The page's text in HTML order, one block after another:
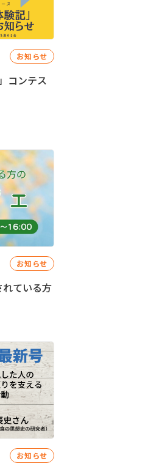
お知らせ
コンテス
お知らせ
れている方
お知らせ